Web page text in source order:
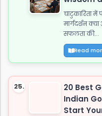
चाटुकारिता
मार्गदर्शन
सफलता की...
Read
25.
20 Best
Indian
Start